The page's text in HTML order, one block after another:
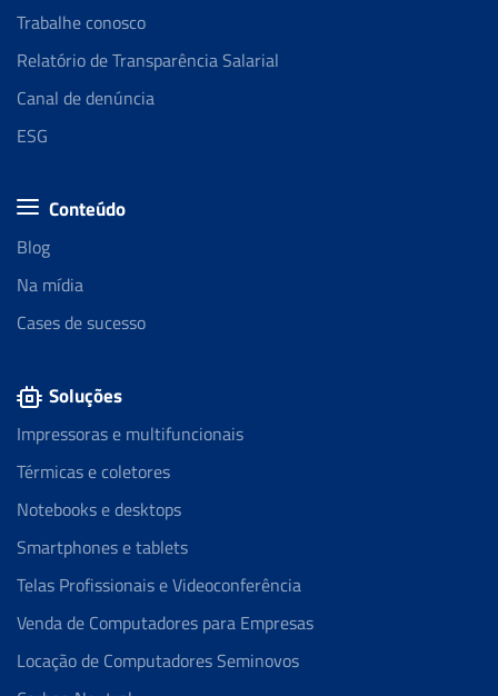
Trabalhe conosco
Relatório de Transparência Salarial
Canal de denúncia
ESG
Conteúdo
Blog
Na mídia
Cases de sucesso
Soluções
Impressoras e multifuncionais
Térmicas e coletores
Notebooks e desktops
Smartphones e tablets
Telas Profissionais e Videoconferência
Venda de Computadores para Empresas
Locação de Computadores Seminovos